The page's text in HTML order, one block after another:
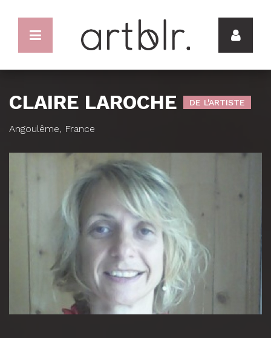
CLAIRE LAROCHE DE L'ARTISTE
Angoulême, France